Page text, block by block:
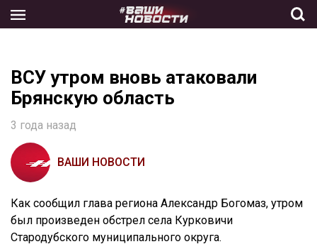
the
ВСУ утром вновь атаковали
Брянскую область
3 года назад
ВАШИ НОВОСТИ
Как сообщил глава региона Александр Богомаз, утром
был произведен обстрел села Курковичи
Стародубского муниципального округа.